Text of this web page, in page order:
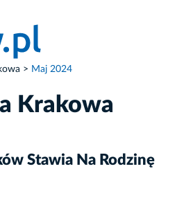
Maj 2024
Krakowa
Stawia Na Rodzinę